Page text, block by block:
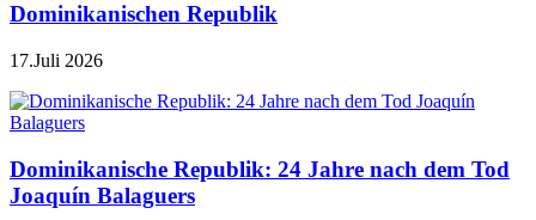
Dominikanischen Republik
17.Juli 2026
Dominikanische Republik: 24 Jahre nach dem Tod
Joaquín Balaguers